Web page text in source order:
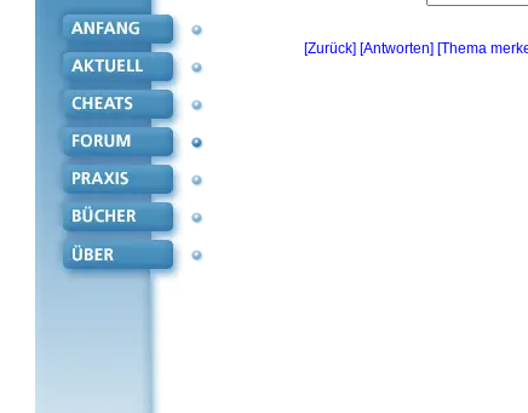
[Zurück] [Antworten] [Thema